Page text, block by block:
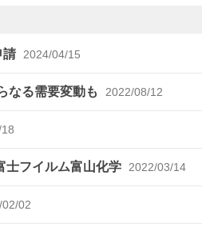
請 2024/04/15
なる需要変動も 2022/08/12
士フイルム富山化学 2022/03/14
02